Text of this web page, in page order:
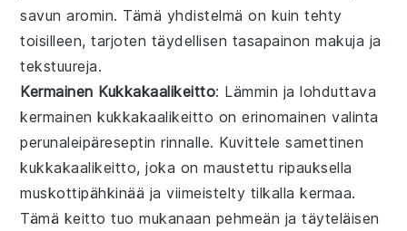
savun aromin. Tämä yhdistelmä on kuin tehty
toisilleen, tarjoten täydellisen tasapainon makuja ja
tekstuureja.
Kermainen Kukkakaalikeitto: Lämmin ja lohduttava
kermainen kukkakaalikeitto on erinomainen valinta
perunaleipäreseptin rinnalle. Kuvittele samettinen
kukkakaalikeitto, joka on maustettu ripauksella
muskottipähkinää ja viimeistelty tilkalla kermaa.
Tämä keitto tuo mukanaan pehmeän ja täyteläisen